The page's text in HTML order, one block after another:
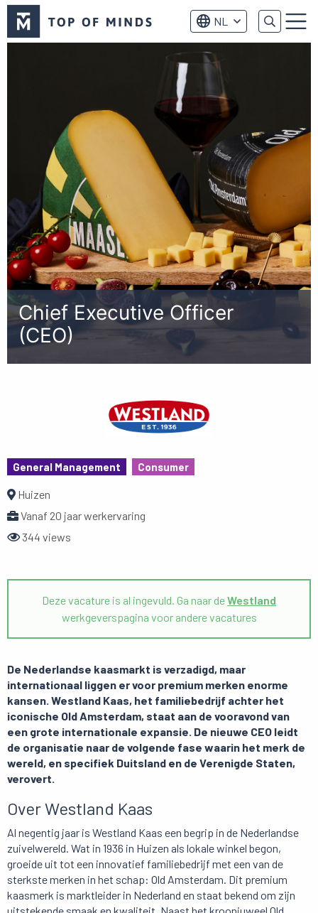
of
Minds
logo
NL Menu
Chief Executive Officer
(CEO)
General Management Consumer
Huizen
Vanaf 20 jaar werkervaring
344 views
Deze vacature is al ingevuld. Ga naar deWestland
werkgeverspagina voor andere vacatures
De Nederlandse kaasmarkt is verzadigd, maar
internationaal liggen er voor premium merken enorme
kansen. Westland Kaas, het familiebedrijf achter het
iconische Old Amsterdam, staat aan de vooravond van
een grote internationale expansie. De nieuwe CEO leidt
de organisatie naar de volgende fase waarin het merk de
wereld, en specifiek Duitsland en de Verenigde Staten,
verovert.
Over Westland Kaas
Al negentig jaar is Westland Kaas een begrip in de Nederlandse
zuivelwereld. Wat in 1936 in Huizen als lokale winkel begon,
groeide uit tot een innovatief familiebedrijf met een van de
sterkste merken in het schap: Old Amsterdam. Dit premium
kaasmerk is marktleider in Nederland en staat bekend om zijn